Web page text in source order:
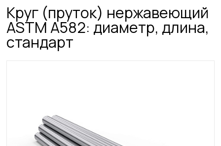
Круг (пруток) нержавеющий
ASTM A582: диаметр, длина,
стандарт